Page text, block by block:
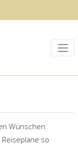
Wünschen
so